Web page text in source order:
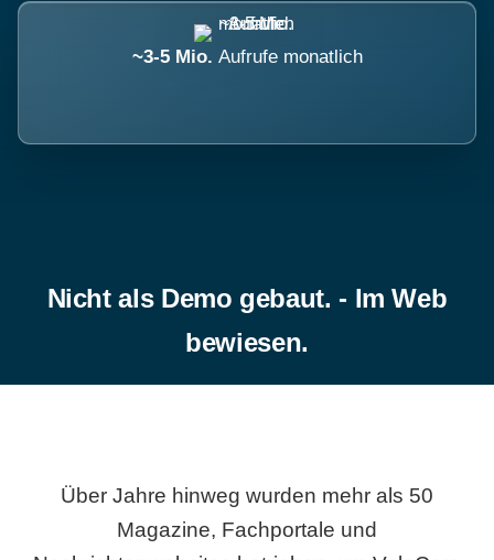
~3-5 Mio. Aufrufe monatlich
Nicht als Demo gebaut. - Im Web
bewiesen.
Über Jahre hinweg wurden mehr als 50
Magazine, Fachportale und